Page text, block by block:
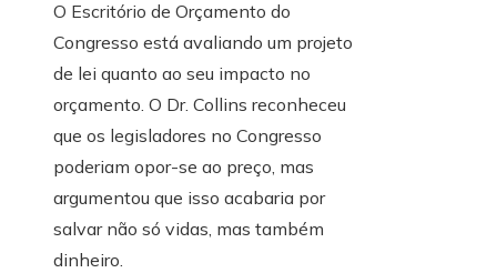
O Escritório de Orçamento do
Congresso está avaliando um projeto
de lei quanto ao seu impacto no
orçamento. O Dr. Collins reconheceu
que os legisladores no Congresso
poderiam opor-se ao preço, mas
argumentou que isso acabaria por
salvar não só vidas, mas também
dinheiro.